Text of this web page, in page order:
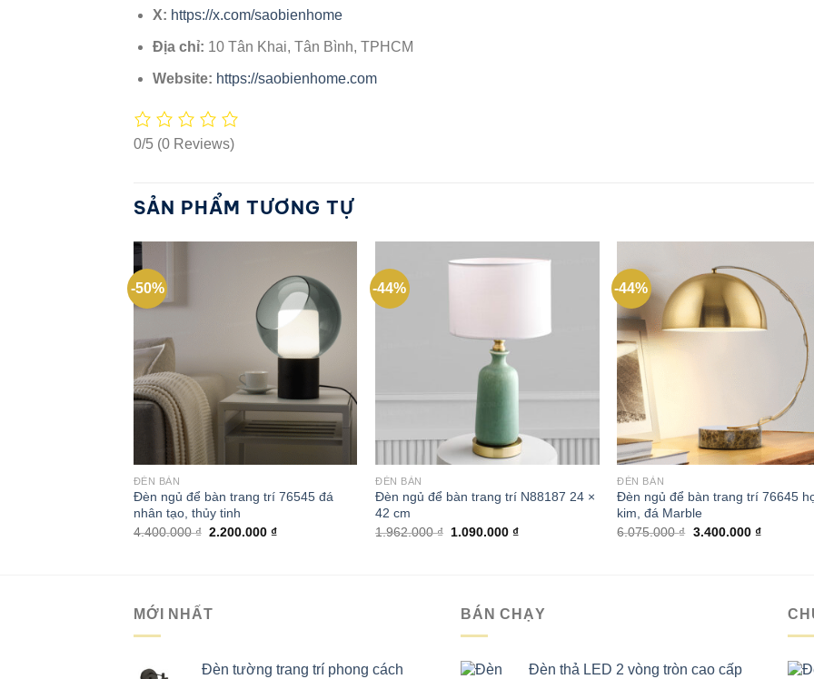
X: https://x.com/saobienhome
Địa chỉ: 10 Tân Khai, Tân Bình, TPHCM
Website: https://saobienhome.com
0/5 (0 Reviews)
SẢN PHẨM TƯƠNG TỰ
-50%
Add to
wishlist
ĐÈN BÀN
Đèn ngủ để bàn trang trí 76545 đá
nhân tạo, thủy tinh
4.400.000₫ Giá
2.200.000₫Giá
-44%
ĐÈN BÀN
Đèn ngủ để bàn trang trí N88187 24 ×
42 cm
1.962.000₫ Giá
1.090.000₫Giá
-44%
ĐÈN BÀN
Đèn ngủ để bàn trang trí 76645
kim, đá Marble
6.075.000₫ Giá
3.400.000 ₫Giá
MỚI NHẤT
Đèn tường trang trí phong cách
BÁN CHẠY
Đèn thả LED 2 vòng tròn cao cấp